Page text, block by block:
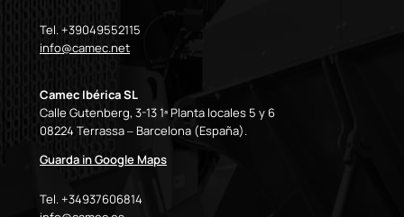
Tel. +39049552115
info@camec.net
Camec Ibérica SL
Calle Gutenberg, 3-13 1ª Planta locales 5 y 6
08224 Terrassa – Barcelona (España).
Guarda in Google Maps
Tel. +34937606814